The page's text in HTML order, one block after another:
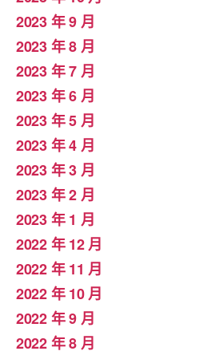
2023 年 9 月
2023 年 8 月
2023 年 7 月
2023 年 6 月
2023 年 5 月
2023 年 4 月
2023 年 3 月
2023 年 2 月
2023 年 1 月
2022 年 12 月
2022 年 11 月
2022 年 10 月
2022 年 9 月
2022 年 8 月